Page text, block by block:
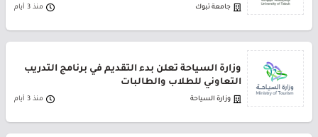
جامعة تبوك منذ 3 أيام
وزارة السياحة تعلن بدء التقديم في برنامج التدريب
التعاوني للطلاب والطالبات
وزارة السياحة منذ 3 أيام